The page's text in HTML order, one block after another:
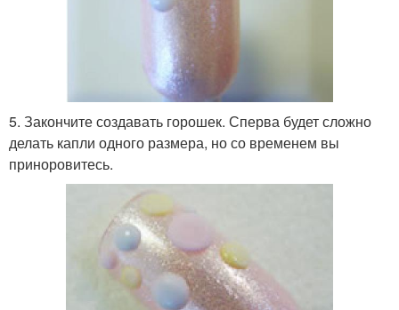
5. Закончите создавать горошек. Сперва будет сложно
делать капли одного размера, но со временем вы
приноровитесь.